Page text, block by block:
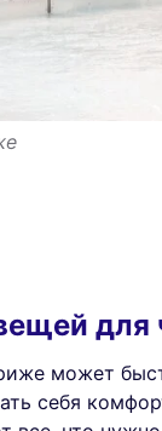
для
может
себя